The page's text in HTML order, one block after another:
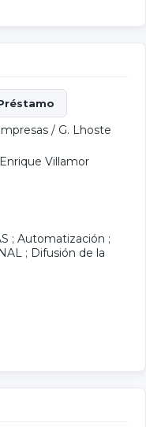
/ G. Lhoste
Enrique Villamor
; Automatización ;
; Difusión de la